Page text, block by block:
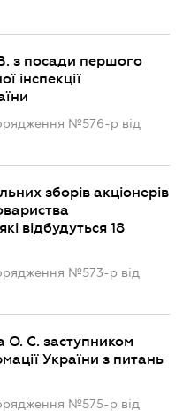
з посади першого
інспекції
№576-р від
зборів акціонерів
відбудуться 18
№573-р від
О. С. заступником
України з питань
№575-р від